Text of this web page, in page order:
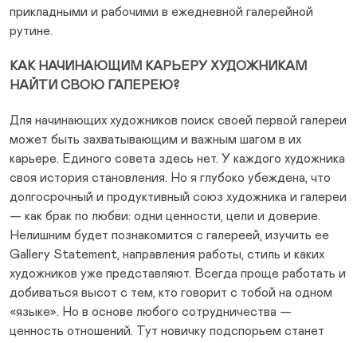
прикладными и рабочими в ежедневной галерейной
рутине.
КАК НАЧИНАЮЩИМ КАРЬЕРУ ХУДОЖНИКАМ
НАЙТИ СВОЮ ГАЛЕРЕЮ?
Для начинающих художников поиск своей первой галереи
может быть захватывающим и важным шагом в их
карьере. Единого совета здесь нет. У каждого художника
своя история становления. Но я глубоко убеждена, что
долгосрочный и продуктивный союз художника и галереи
— как брак по любви: одни ценности, цели и доверие.
Нелишним будет познакомится с галереей, изучить ее
Gallery Statement, направления работы, стиль и каких
художников уже представляют. Всегда проще работать и
добиваться высот с тем, кто говорит с тобой на одном
«языке». Но в основе любого сотрудничества —
ценность отношений. Тут новичку подспорьем станет